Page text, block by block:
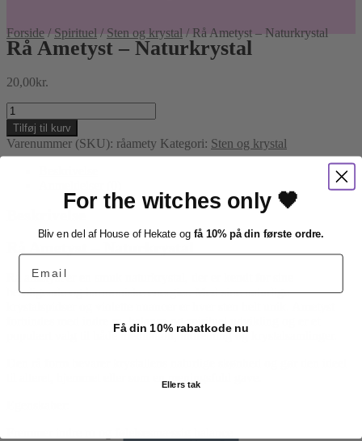
Forside / Spirituel / Sten og krystal /Rå Ametyst – Naturkrystal
Rå Ametyst – Naturkrystal
20,00kr.
Rå
Ametyst
–
Naturkrystal
Tilføj til kurv
Varenummer (SKU): råamety Kategori: Sten og krystal
Rå ametyst er en smuk naturkrystal, der er kendt for sine
beroligende og harmoniske energier. Med sine naturlige
forbindes med indre ro, balance og spirituel udvikling og er et
populært valg til både meditation, indretning og krystalsamlinger.
For the witches only 🖤
Bliv en del af House of Hekate og få 10% på din første ordre.
Email
Få din 10% rabatkode nu
Ellers tak